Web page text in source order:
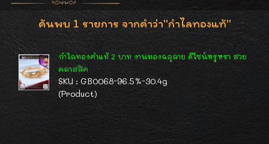
ค้นพบ 1 รายการ จากคำว่า"กำไลทองแท้"
กำไลทองคำแท้ 2 บาท งานทองฉลุลาย ดีไซน์หรูหรา สวย
คลาสสิค
SKU : GB0068-96.5%-30.4g
(Product)